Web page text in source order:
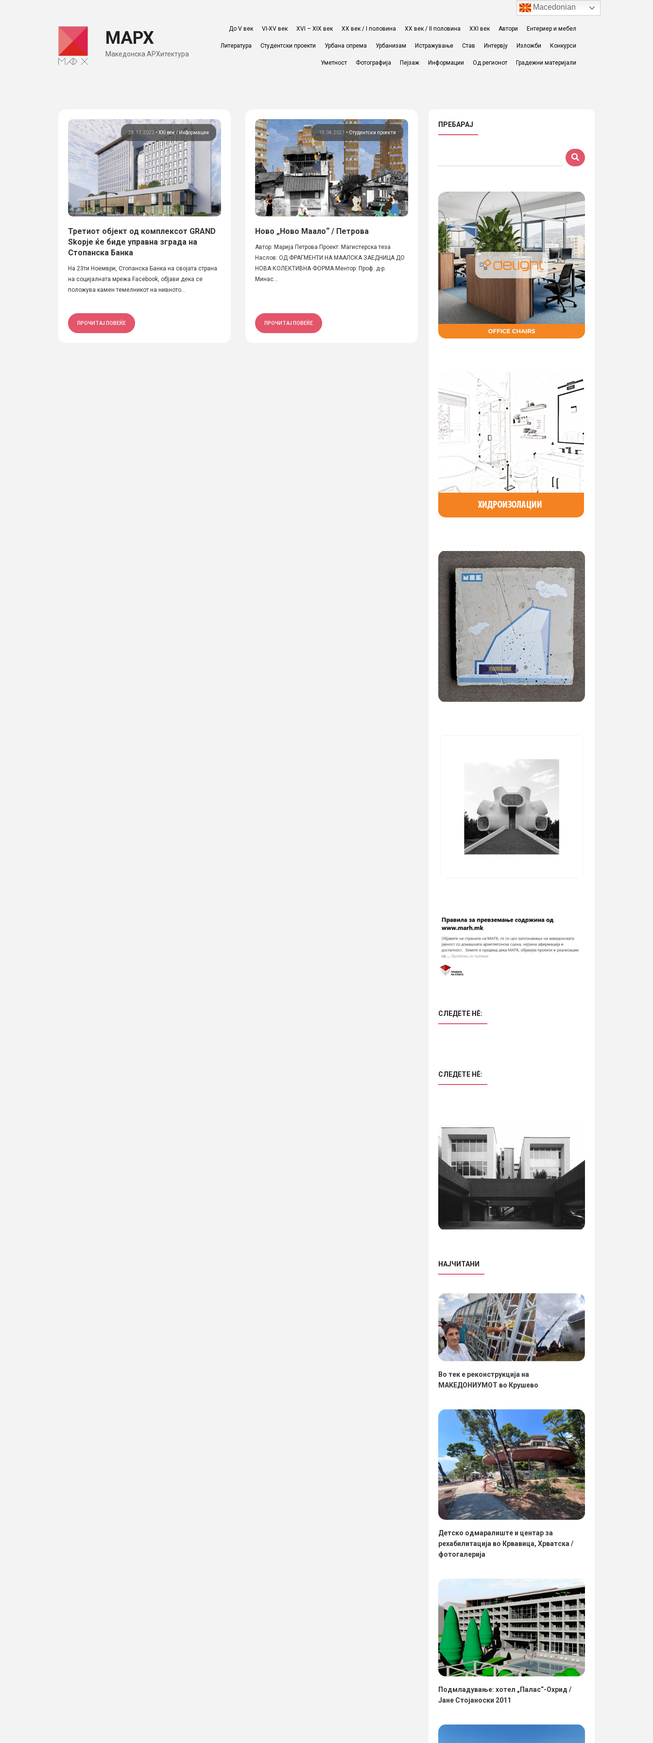
МАРХ
Македонска АРХитектура
До V век VI-XV век XVI – XIX век ХХ век / I половина ХХ век / II половина XXI век Автори Ентериер и мебел
Литература Студентски проекти Урбана опрема Урбанизам Истражување Став Интервју Изложби Конкурси
Уметност Фотографија Пејзаж Информации Од регионот Градежни материјали
28.11.2022 •XXI век Информации
Третиот објект од комплексот GRAND
Skopje ќе биде управна зграда на
Стопанска Банка
На 23ти Ноември, Стопанска Банка на својата страна
на социјалната мрежа Facebook, објави дека се
положува камен темелникот на нивното...
ПРОЧИТАЈ ПОВЕЌЕ
19.04.2021 • Студентски проекти
Ново „Ново Маало“ / Петрова
Автор: Марија Петрова Проект: Магистерска теза
Наслов: ОД ФРАГМЕНТИ НА МААЛСКА ЗАЕДНИЦА ДО
НОВА КОЛЕКТИВНА ФОРМА Ментор: Проф. д-р.
Минас...
ПРОЧИТАЈ ПОВЕЌЕ
ПРЕБАРАЈ
СЛЕДЕТЕ НÈ:
СЛЕДЕТЕ НÈ:
НАЈЧИТАНИ
Во тек е реконструкција на
МАКЕДОНИУМОТ во Крушево
Детско одмаралиште и центар за
рехабилитација во Крвавица, Хрватска /
фотогалерија
Подмладување: хотел „Палас“-Охрид /
Јане Стојаноски 2011
Macedonian